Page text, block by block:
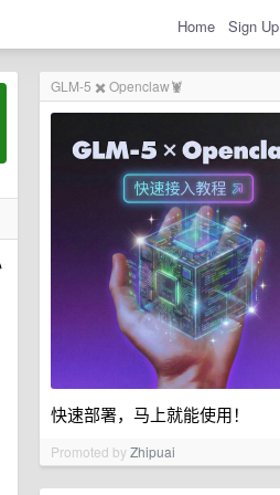
Home Sign Up
GLM-5 ✖️ Openclaw🦞
快速部署，马上就能使用！
Promoted byZhipuai